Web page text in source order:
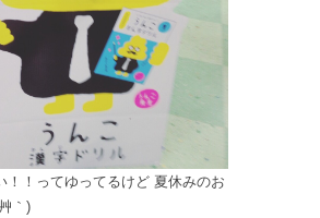
！！ってゆってるけど 夏休みのお
｀)